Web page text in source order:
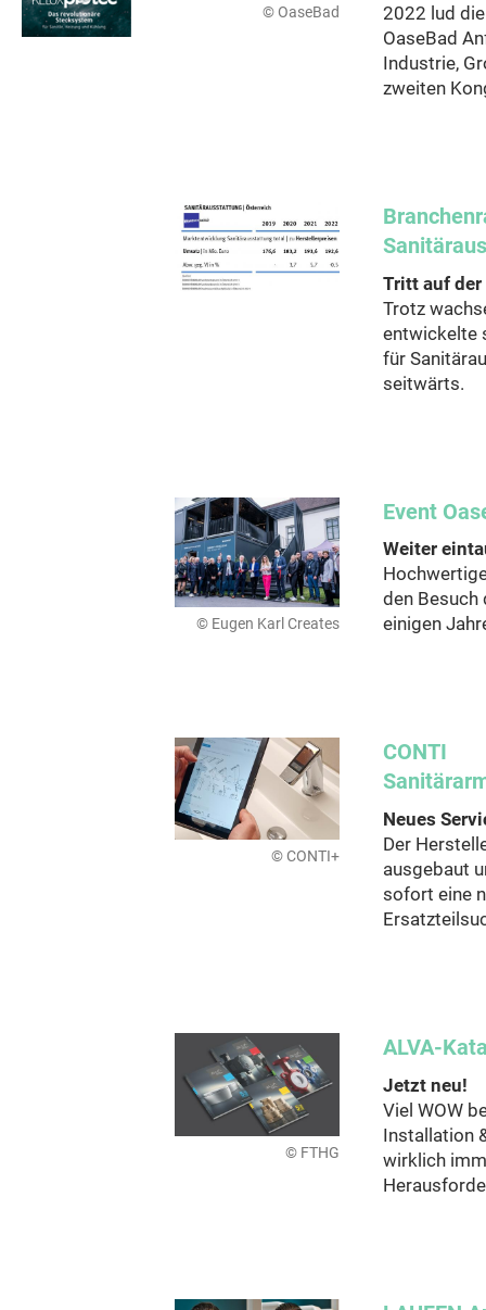
© OaseBad
2022 lud
OaseBad
Industrie,
zweiten
Tritt auf der
Trotz
entwickelte
für
seitwärts.
© Eugen Karl Creates
Event
Weiter
den Besuch
einigen
© CONTI+
CONTI
Neues
Der
ausgebaut
sofort eine
© FTHG
ALVA-
Jetzt neu!
Viel WOW
Installation
wirklich